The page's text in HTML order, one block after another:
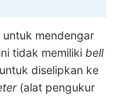
untuk mendengar
tidak memiliki bell
diselipkan ke
(alat pengukur